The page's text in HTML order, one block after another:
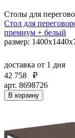
Столы для
Стол для
премиум + белый
размер:
доставка от 1 дня
42 758
₽
арт. 8698726
В корзину